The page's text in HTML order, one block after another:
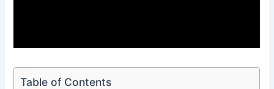
Table of Contents